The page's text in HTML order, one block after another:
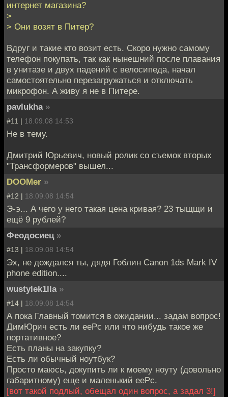
интернет магазина?
>
> Они возят в Питер?
Вдруг и такие кто возит есть. Скоро нужно самому
телефон покупать, так как нынешний после плавания
в унитазе и двух падений с велосипеда, начал
самостоятельно перезагружаться и отключать
микрофон. А живу я не в Питере.
pavlukha »
#11 | 18.09.08 14:53
Не в тему.
Дмитрий Юрьевич, новый ролик со съемок вторых
"Трансформеров" вышел...
DOOMer »
#12 | 18.09.08 14:54
Э-э... А чего у него такая цена кривая? 23 тыщщи и
ещё 9 рублей?
Феодосиец »
#13 | 18.09.08 14:54
Эх, не дождался ты, дядя Гоблин Canon 1ds Mark IV
phone edition....
wustylek1lla »
#14 | 18.09.08 14:54
А пока Главный томится в ожидании... задам вопрос!
ДимЮрич есть ли eePc или что нибудь такое же
портативное?
Есть планы на закупку?
Есть ли обычный ноутбук?
Просто маюсь, докупить ли к моему ноуту (довольно
габаритному) еще и маленький eePс.
[вот такой подлый, обещал один вопрос, а задал 3!]